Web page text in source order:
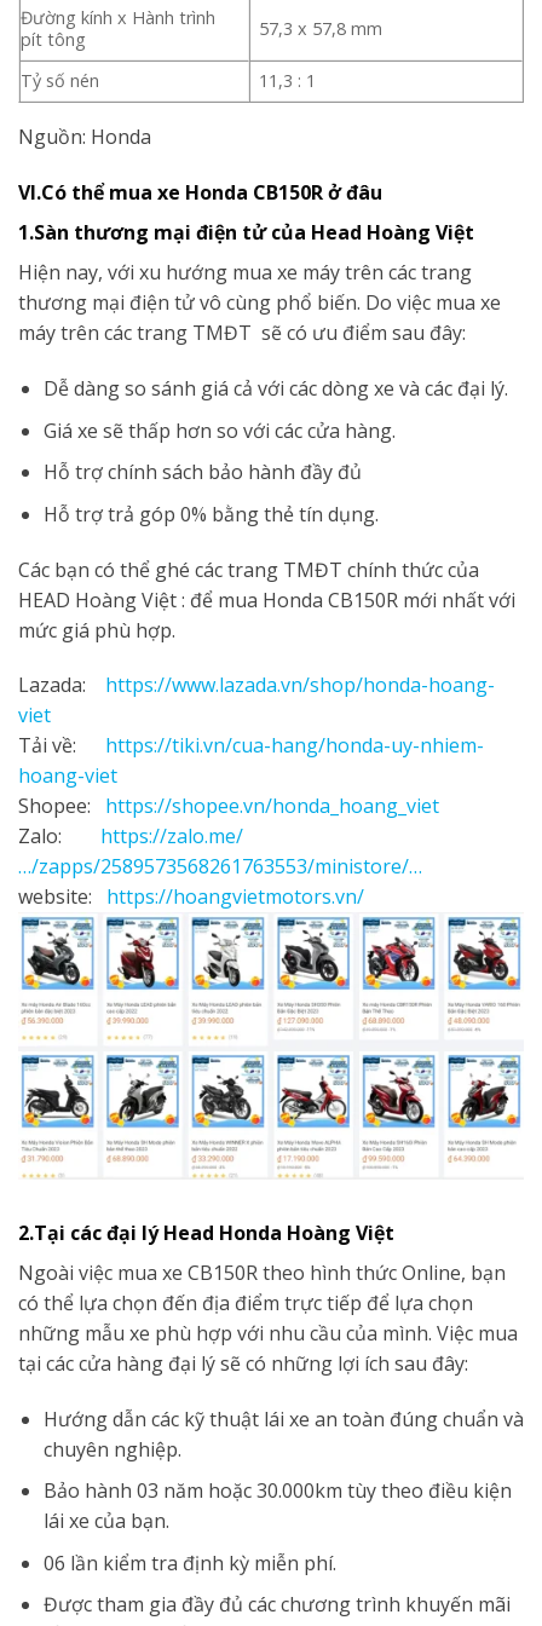
Đường kính x Hành trình
pít tông
57,3 x 57,8 mm
Tỷ số nén 11,3 : 1
Nguồn: Honda
VI.Có thể mua xe Honda CB150R ở đâu
1.Sàn thương mại điện tử của Head Hoàng Việt
Hiện nay, với xu hướng mua xe máy trên các trang
thương mại điện tử vô cùng phổ biến. Do việc mua xe
máy trên các trang TMĐT sẽ có ưu điểm sau đây:
Dễ dàng so sánh giá cả với các dòng xe và các đại lý.
Giá xe sẽ thấp hơn so với các cửa hàng.
Hỗ trợ chính sách bảo hành đầy đủ
Hỗ trợ trả góp 0% bằng thẻ tín dụng.
Các bạn có thể ghé các trang TMĐT chính thức của
HEAD Hoàng Việt : để mua Honda CB150R mới nhất với
mức giá phù hợp.
Lazada: https://www.lazada.vn/shop/honda-hoang-
viet
Tải về: https://tiki.vn/cua-hang/honda-uy-nhiem-
hoang-viet
Shopee:
https://shopee.vn/honda_hoang_viet
Zalo: https://zalo.me/
…/zapps/2589573568261763553/ministore/…
website:
https://hoangvietmotors.vn/
2.Tại các đại lý Head Honda Hoàng Việt
Ngoài việc mua xe CB150R theo hình thức Online, bạn
có thể lựa chọn đến địa điểm trực tiếp để lựa chọn
những mẫu xe phù hợp với nhu cầu của mình. Việc mua
tại các cửa hàng đại lý sẽ có những lợi ích sau đây:
Hướng dẫn các kỹ thuật lái xe an toàn đúng chuẩn và
chuyên nghiệp.
Bảo hành 03 năm hoặc 30.000km tùy theo điều kiện
lái xe của bạn.
06 lần kiểm tra định kỳ miễn phí.
Được tham gia đầy đủ các chương trình khuyến mãi